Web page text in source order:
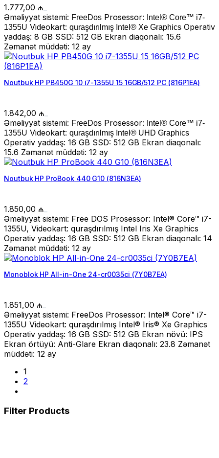
1.777,00 ₼
Əməliyyat sistemi: FreeDos Prosessor:
Intel® Core™ i7-
1355U Videokart: quraşdırılmış Intel® Xe Graphics Operativ
yaddaş: 8 GB SSD: 512 GB Ekran diaqonalı: 15.6
Zəmanət müddəti: 12 ay
Noutbuk HP PB450G 10 i7-1355U 15 16GB/512 PC (816P1EA)
1.842,00 ₼
Əməliyyat sistemi: FreeDos Prosessor:
Intel® Core™ i7-
1355U Videokart: quraşdırılmış Intel® UHD Graphics
Operativ yaddaş: 16 GB SSD: 512 GB Ekran diaqonalı:
15.6 Zəmanət müddəti: 12 ay
Noutbuk HP ProBook 440 G10 (816N3EA)
1.850,00 ₼
Əməliyyat sistemi: Free DOS Prosessor: Intel® Core™ i7-
1355U, Videokart: quraşdırılmış Intel Iris Xe Graphics
Operativ yaddaş: 16 GB SSD: 512 GB Ekran diaqonalı: 14
Zəmanət müddəti: 12 ay
Monoblok HP All-in-One 24-cr0035ci (7Y0B7EA)
1.851,00 ₼
Əməliyyat sistemi: FreeDos Prosessor: Intel® Core™ i7-
1355U Videokart: quraşdırılmış Intel® Iris® Xe Graphics
Operativ yaddaş: 16 GB SSD: 512 GB Ekran növü: IPS
Ekran örtüyü: Anti-Glare Ekran diaqonalı: 23.8 Zəmanət
müddəti: 12 ay
1
2
Filter Products